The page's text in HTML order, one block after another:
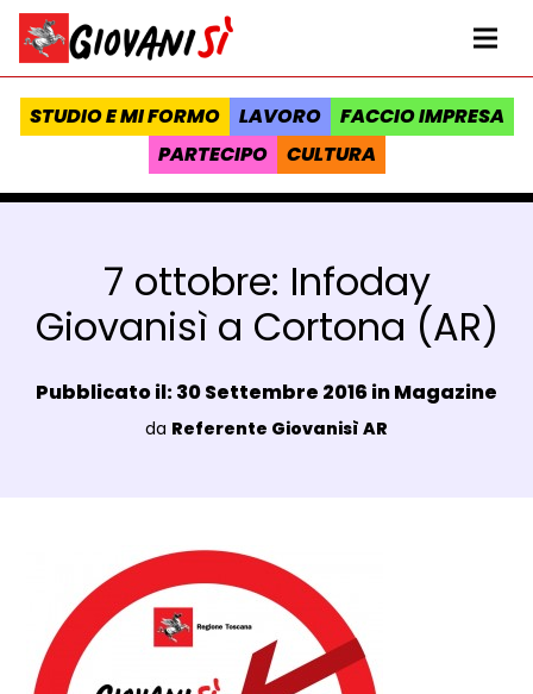
Vai al contenuto
Homepage Giovanisì - Progetto della Regione Toscana
STUDIO E MI FORMO LAVORO
FACCIO IMPRESA
PARTECIPO
CULTURA
7 ottobre: Infoday
Giovanisì a Cortona (AR)
Data e ora:
Pubblicato il: 30 Settembre 2016 inMagazine
Luogo:
da Referente Giovanisì AR
Dettagli Post Magazine